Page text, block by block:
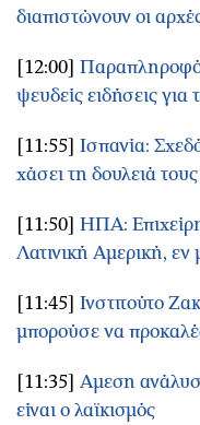
διαπιστώνουν οι
[12:00]
ψευδείς ειδήσεις
[11:55] Ισπανία:
χάσει τη δουλειά τους
[11:50] ΗΠΑ:
Λατινική Αμερική,
[11:45] Ινστιτούτο
μπορούσε να
[11:35] Αμεση
είναι ο λαϊκισμός